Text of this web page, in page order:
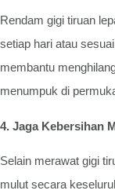
Rendam gigi tiruan
setiap hari atau
membantu
menumpuk di
4. Jaga Kebersihan
Selain merawat gigi
mulut secara